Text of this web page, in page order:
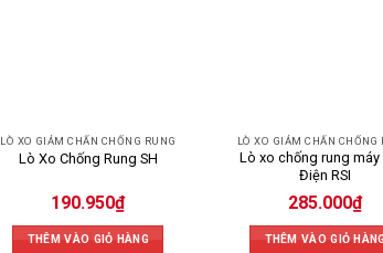
LÒ XO GIẢM CHẤN CHỐNG RUNG
Lò Xo Chống Rung SH
190.950₫
THÊM VÀO GIỎ HÀNG
LÒ XO GIẢM CHẤN CHỐNG
Lò xo chống rung máy
Điện RSI
285.000₫
THÊM VÀO GIỎ